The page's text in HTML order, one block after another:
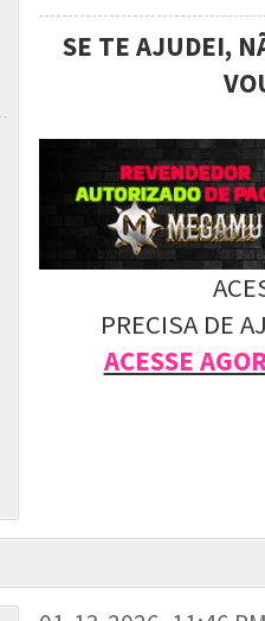
SE TE AJUDEI,
PRECISA DE
ACESSE